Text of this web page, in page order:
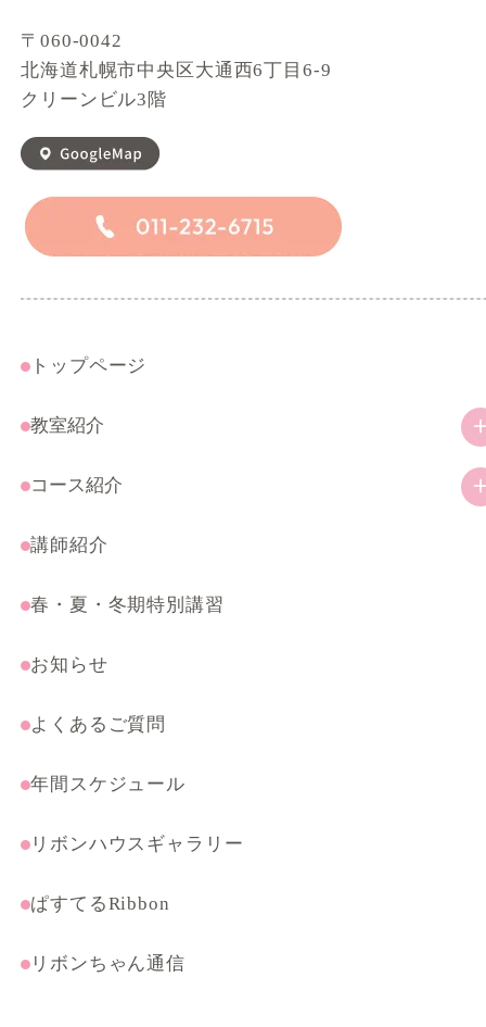
〒060-0042
北海道札幌市中央区大通西6丁目6-9
クリーンビル3階
トップページ
教室紹介
教室の特徴
アクセス
コース紹介
幼児・小学生コース
受験・特別コース
まんがテクニック応用講座
講師紹介
春・夏・冬期特別講習
お知らせ
よくあるご質問
年間スケジュール
リボンハウスギャラリー
ぱすてるRibbon
リボンちゃん通信